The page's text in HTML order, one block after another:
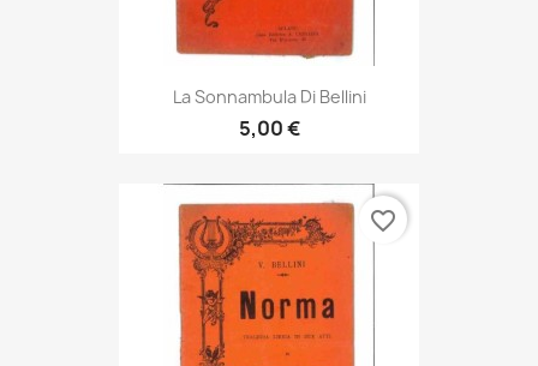
La Sonnambula Di Bellini
5,00 €
favorite_border